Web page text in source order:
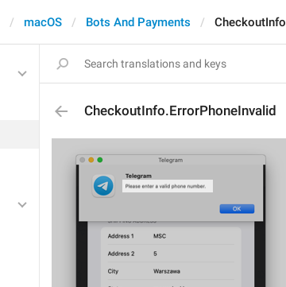
macOS Bots And Payments
CheckoutInfo.ErrorPhoneInvalid